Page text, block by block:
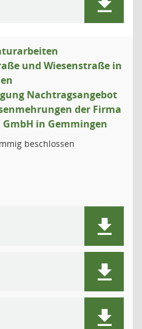
und Wiesenstraße in
Nachtragsangebot
der Firma
in Gemmingen
beschlossen